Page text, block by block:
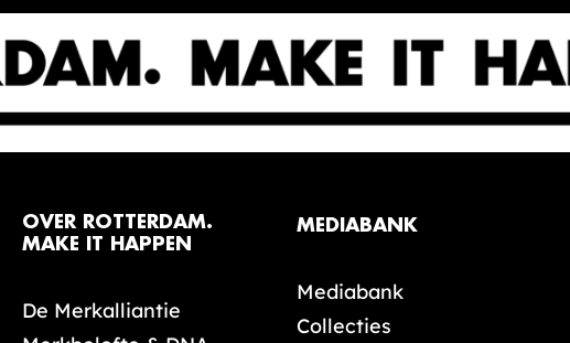
OVER ROTTERDAM.
MAKE IT HAPPEN
De Merkalliantie
MEDIABANK
Mediabank
Collecties